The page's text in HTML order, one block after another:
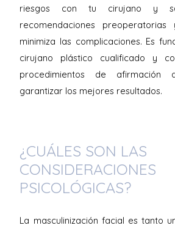
riesgos con tu cirujano y
recomendaciones preoperatorias
minimiza las complicaciones. Es
cirujano plástico cualificado y
procedimientos de
garantizar los mejores resultados.
¿CUÁLES SON LAS
CONSIDERACIONES
PSICOLÓGICAS?
La masculinización facial es tanto